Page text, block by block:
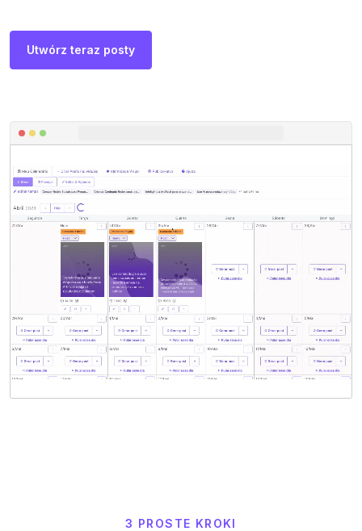
Utwórz teraz posty
3 PROSTE KROKI